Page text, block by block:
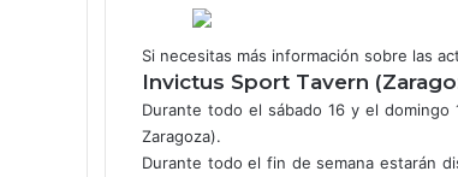
Si necesitas más información sobre las
Invictus Sport Tavern
Durante todo el sábado 16 y el
Zaragoza).
Durante todo el fin de semana estarán